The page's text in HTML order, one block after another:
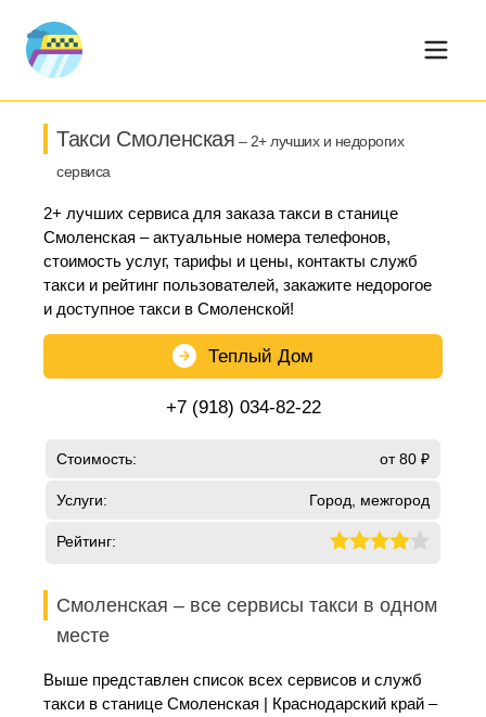
Такси Смоленская – 2+ лучших и недорогих
сервиса
2+ лучших сервиса для заказа такси в станице
Смоленская – актуальные номера телефонов,
стоимость услуг, тарифы и цены, контакты служб
такси и рейтинг пользователей, закажите недорогое
и доступное такси в Смоленской!
Теплый Дом
+7 (918) 034-82-22
Стоимость: от 80 ₽
Услуги: Город, межгород
Рейтинг:
Смоленская – все сервисы такси в одном
месте
Выше представлен список всех сервисов и служб
такси в станице Смоленская | Краснодарский край –